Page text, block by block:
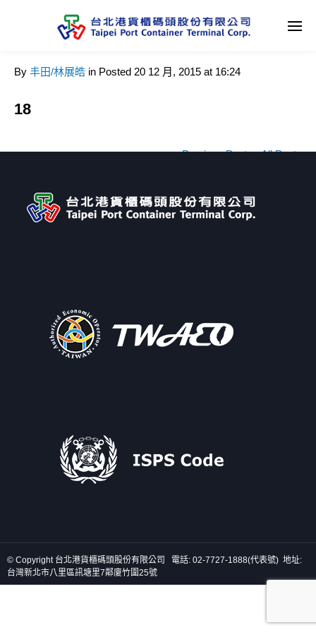
By 丰田/林展皓 in Posted 20 12 月, 2015 at 16:24
18
← Previous Post All Posts
© Copyright 台北港貨櫃碼頭股份有限公司 電話: 02-7727-1888(代表號) 地址:
台灣新北市八里區訊塘里7鄰廈竹圍25號